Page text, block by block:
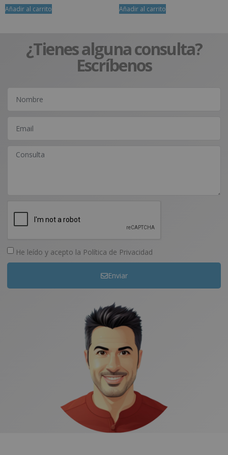
Añadir al carrito Añadir al carrito
¿Tienes alguna consulta?
Escríbenos
He leído y acepto la Política de Privacidad
Enviar